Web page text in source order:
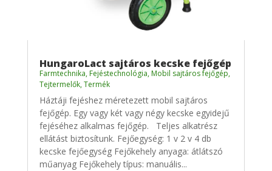
HungaroLact sajtáros kecske fejőgép
Farmtechnika, Fejéstechnológia, Mobil sajtáros fejőgép,
Tejtermelők,Termék
Háztáji fejéshez méretezett mobil sajtáros
fejőgép. Egy vagy két vagy négy kecske egyidejű
fejéséhez alkalmas fejőgép. Teljes alkatrész
ellátást biztosítunk. Fejőegység: 1 v 2 v 4 db
kecske fejőegység Fejőkehely anyaga: átlátszó
műanyag Fejőkehely típus: manuális...